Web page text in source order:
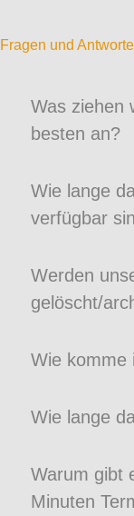
Fragen und
Was ziehen
besten an?
Wie lange
verfügbar
Werden
gelöscht/
Wie komme
Wie lange
Warum gibt
Minuten